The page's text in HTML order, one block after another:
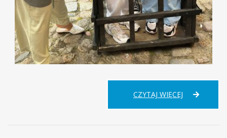
CZYTAJ WIĘCEJ ZIELONA